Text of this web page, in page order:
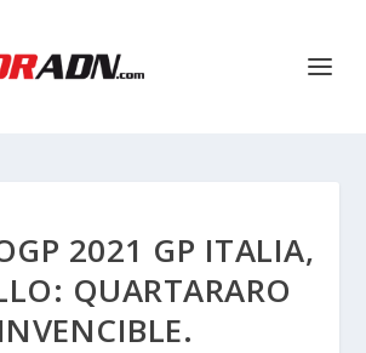
2021 GP ITALIA,
QUARTARARO
INVENCIBLE.